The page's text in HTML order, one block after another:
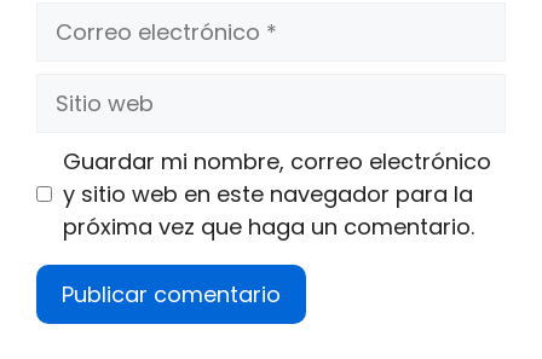
Correo
electrónico
Sitio
web
Guardar mi nombre, correo electrónico
y sitio web en este navegador para la
próxima vez que haga un comentario.